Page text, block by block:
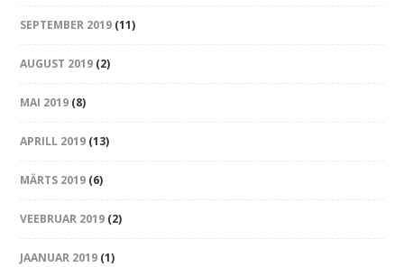
SEPTEMBER 2019 (11)
AUGUST 2019 (2)
MAI 2019 (8)
APRILL 2019 (13)
MÄRTS 2019 (6)
VEEBRUAR 2019 (2)
JAANUAR 2019 (1)